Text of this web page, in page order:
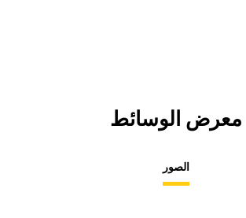
معرض الوسائط
الصور